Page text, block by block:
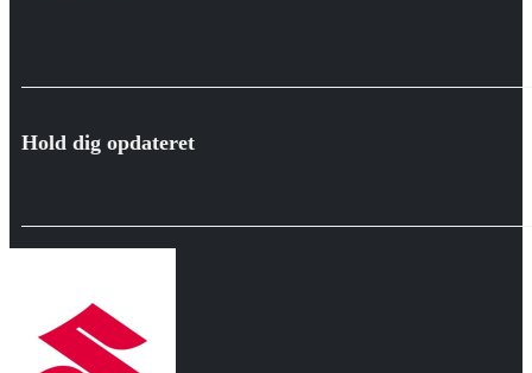
Hold dig opdateret